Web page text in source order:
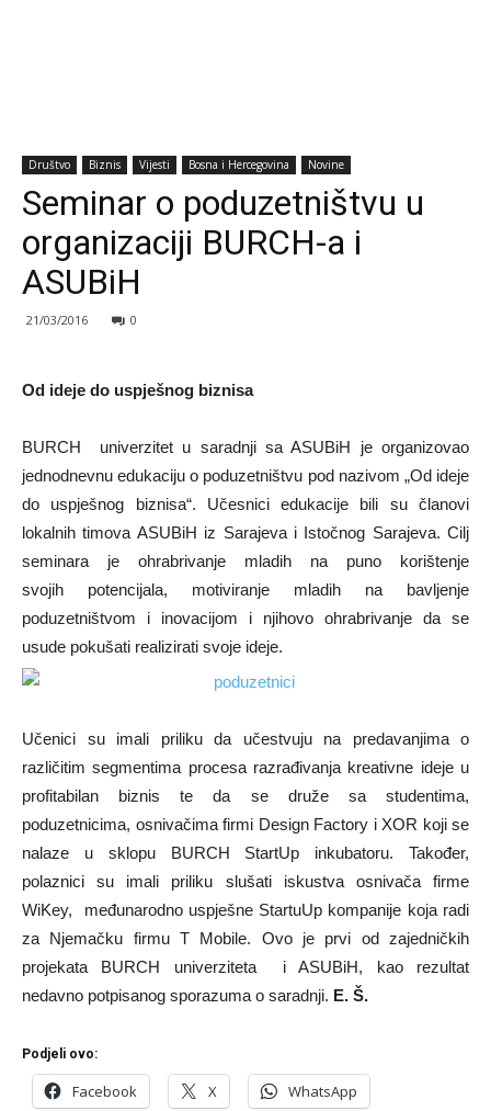
Društvo Biznis Vijesti Bosna i Hercegovina Novine
Seminar o poduzetništvu u
organizaciji BURCH-a i
ASUBiH
21/03/2016 0
Od ideje do uspješnog biznisa
BURCH univerzitet u saradnji sa ASUBiH je organizovao
jednodnevnu edukaciju o poduzetništvu pod nazivom „Od ideje
do uspješnog biznisa“. Učesnici edukacije bili su članovi
lokalnih timova ASUBiH iz Sarajeva i Istočnog Sarajeva. Cilj
seminara je ohrabrivanje mladih na puno korištenje
svojih potencijala, motiviranje mladih na bavljenje
poduzetništvom i inovacijom i njihovo ohrabrivanje da se
usude pokušati realizirati svoje ideje.
Učenici su imali priliku da učestvuju na predavanjima o
različitim segmentima procesa razrađivanja kreativne ideje u
profitabilan biznis te da se druže sa studentima,
poduzetnicima, osnivačima firmi Design Factory i XOR koji se
nalaze u sklopu BURCH StartUp inkubatoru. Također,
polaznici su imali priliku slušati iskustva osnivača firme
WiKey, međunarodno uspješne StartuUp kompanije koja radi
za Njemačku firmu T Mobile. Ovo je prvi od zajedničkih
projekata BURCH univerziteta i ASUBiH, kao rezultat
nedavno potpisanog sporazuma o saradnji. E. Š.
Podjeli ovo:
Facebook X WhatsApp